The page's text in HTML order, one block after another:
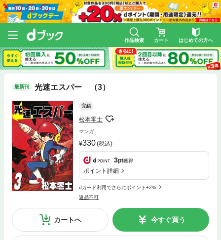
作品検索 カート はじめての方へ
最新刊 光速エスパー （3）
完結
松本零士
マンガ
330(税込)
3pt獲得
ポイント詳細
dカード利用でさらにポイント+2%
返品不可
カートへ 今すぐ買う